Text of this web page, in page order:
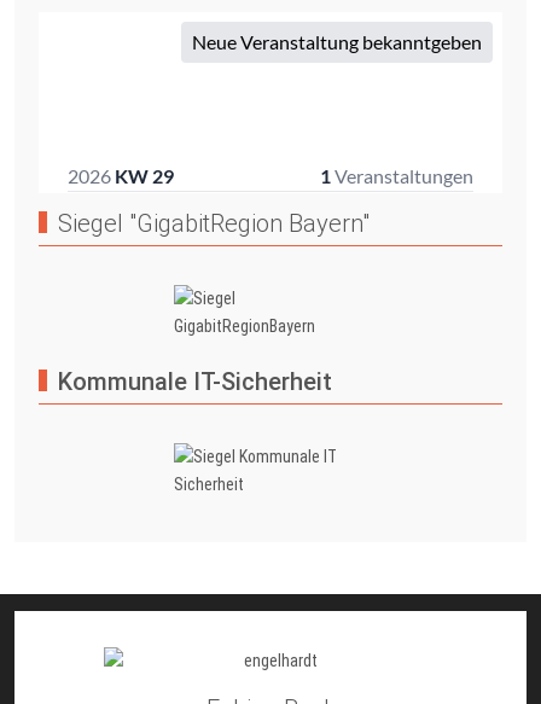
Siegel "GigabitRegion Bayern"
Kommunale IT-Sicherheit